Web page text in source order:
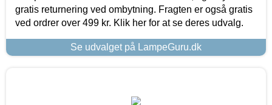
gratis returnering ved ombytning. Fragten er også gratis
ved ordrer over 499 kr. Klik her for at se deres udvalg.
Se udvalget på LampeGuru.dk